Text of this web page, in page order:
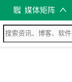
媒体矩阵